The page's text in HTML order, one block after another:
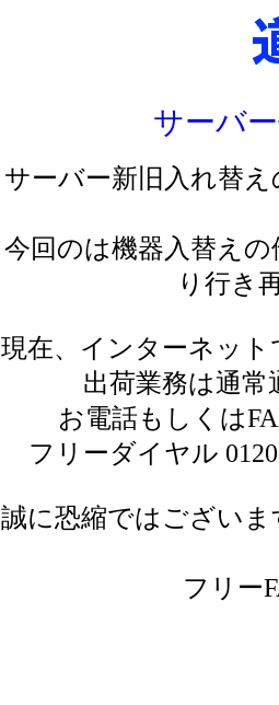
サーバ
サーバー新旧入れ替
今回のは機器入替え
り行き
現在、インターネッ
出荷業務は通
お電話もしくは
フリーダイヤル
誠に恐縮ではござい
フリー